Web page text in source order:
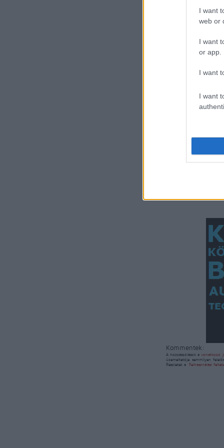
I want
web or
I want
or app.
I want
I want
Ajánlott
Elköltöztünk!
Kommentek:
A hozzászólások avonatkozó
üzemeltetője semmilyen
Részletek a Felhasználási